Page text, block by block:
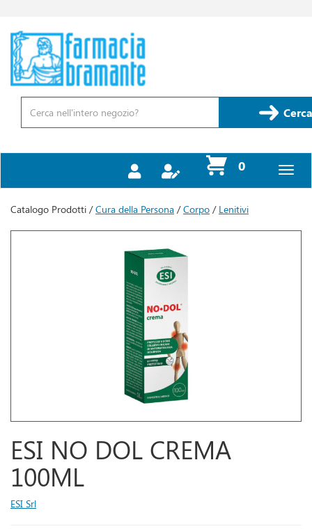
contenuto
principale
Farmacia
Bramante
Prodotto
0prodotti
inseriti
Catalogo Prodotti /Cura della Persona /Corpo / Lenitivi
ESI NO DOL CREMA
100ML
ESI Srl